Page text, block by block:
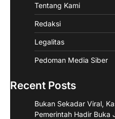
Tentang Kami
Redaksi
Legalitas
Pedoman Media Siber
Recent Posts
Bukan Sekadar Viral,
Pemerintah Hadir Buka